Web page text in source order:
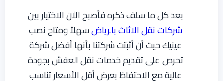
بعد كل ما سلف ذكره فأصبح الآن الاختيار بين
شركات نقل الاثاث بالرياضسهلاً ومتاح نصب
عينيك حيث أن أثبتت شركتنا بأنها أفضل شركة
تحرص على تقديم خدمات نقل العفش بجودة
عالية مع الاحتفاظ بعرض أقل الأسعار تناسب